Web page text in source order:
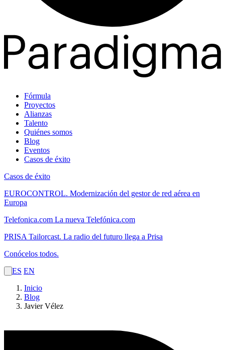
Fórmula
Proyectos
Alianzas
Talento
Quiénes somos
Blog
Eventos
Casos de éxito
Casos de éxito
EUROCONTROL. Modernización del gestor de red aérea en
Europa
Telefonica.com La nueva Telefónica.com
PRISA Tailorcast. La radio del futuro llega a Prisa
Conócelos todos.
ES EN
Inicio
Blog
Javier Vélez